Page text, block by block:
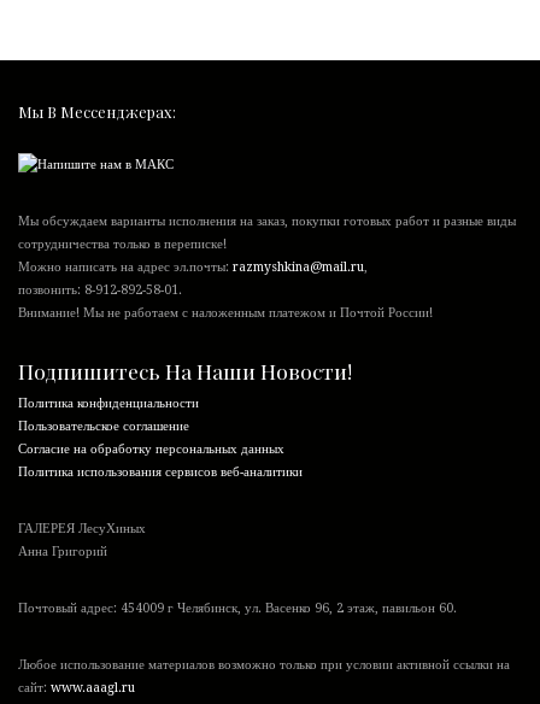
Мы В Мессенджерах:
Мы обсуждаем варианты исполнения на заказ, покупки готовых работ и разные виды
сотрудничества только в переписке!
Можно написать на адрес эл.почты: razmyshkina@mail.ru,
позвонить: 8-912-892-58-01.
Внимание! Мы не работаем с наложенным платежом и Почтой России!
Подпишитесь На Наши Новости!
Политика конфиденциальности
Пользовательское соглашение
Согласие на обработку персональных данных
Политика использования сервисов веб-аналитики
ГАЛЕРЕЯ ЛесуХиных
Анна Григорий
Почтовый адрес: 454009 г Челябинск, ул. Васенко 96, 2 этаж, павильон 60.
Любое использование материалов возможно только при условии активной ссылки на
сайт: www.aaagl.ru